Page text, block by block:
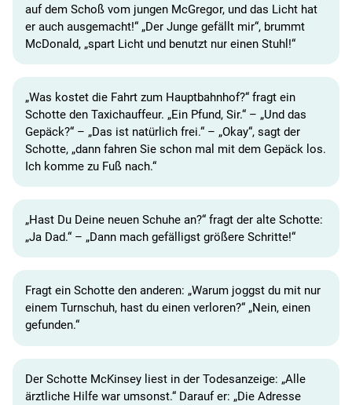
auf dem Schoß vom jungen McGregor, und das Licht hat
er auch ausgemacht!“ „Der Junge gefällt mir“, brummt
McDonald, „spart Licht und benutzt nur einen Stuhl!“
„Was kostet die Fahrt zum Hauptbahnhof?“ fragt ein
Schotte den Taxichauffeur. „Ein Pfund, Sir.“ – „Und das
Gepäck?“ – „Das ist natürlich frei.“ – „Okay“, sagt der
Schotte, „dann fahren Sie schon mal mit dem Gepäck los.
Ich komme zu Fuß nach.“
„Hast Du Deine neuen Schuhe an?“ fragt der alte Schotte:
„Ja Dad.“ – „Dann mach gefälligst größere Schritte!“
Fragt ein Schotte den anderen: „Warum joggst du mit nur
einem Turnschuh, hast du einen verloren?“ „Nein, einen
gefunden.“
Der Schotte McKinsey liest in der Todesanzeige: „Alle
ärztliche Hilfe war umsonst.“ Darauf er: „Die Adresse